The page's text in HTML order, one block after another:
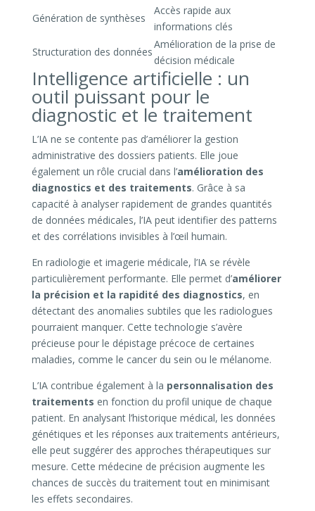
Génération de synthèses
Accès rapide aux
informations clés
Structuration des données
Amélioration de la prise de
décision médicale
Intelligence artificielle : un
outil puissant pour le
diagnostic et le traitement
L’IA ne se contente pas d’améliorer la gestion
administrative des dossiers patients. Elle joue
également un rôle crucial dans l’amélioration des
diagnostics et des traitements. Grâce à sa
capacité à analyser rapidement de grandes quantités
de données médicales, l’IA peut identifier des patterns
et des corrélations invisibles à l’œil humain.
En radiologie et imagerie médicale, l’IA se révèle
particulièrement performante. Elle permet d’améliorer
la précision et la rapidité des diagnostics, en
détectant des anomalies subtiles que les radiologues
pourraient manquer. Cette technologie s’avère
précieuse pour le dépistage précoce de certaines
maladies, comme le cancer du sein ou le mélanome.
L’IA contribue également à la personnalisation des
traitements en fonction du profil unique de chaque
patient. En analysant l’historique médical, les données
génétiques et les réponses aux traitements antérieurs,
elle peut suggérer des approches thérapeutiques sur
mesure. Cette médecine de précision augmente les
chances de succès du traitement tout en minimisant
les effets secondaires.